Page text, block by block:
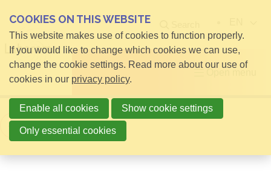
Back to overview
COOKIES ON THIS WEBSITE
This website makes use of cookies to function properly.
If you would like to change which cookies we can use,
change the cookie settings. Read more about our use of
cookies in our privacy policy.
Enable all cookies Show cookie settings
Only essential cookies